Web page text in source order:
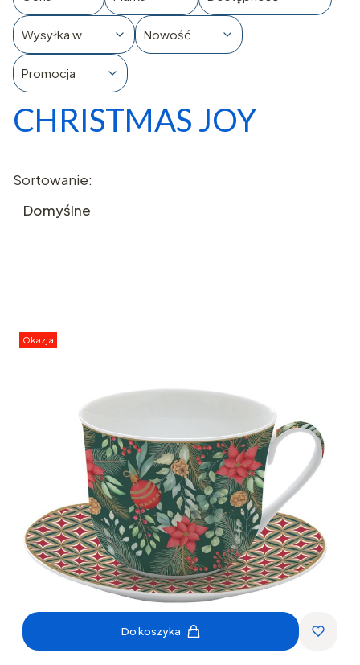
Wysyłka w Nowość
Promocja
Koniec filtrów
CHRISTMAS JOY
Lista produktów
Sortowanie:
Domyślne
Okazja
Do koszyka